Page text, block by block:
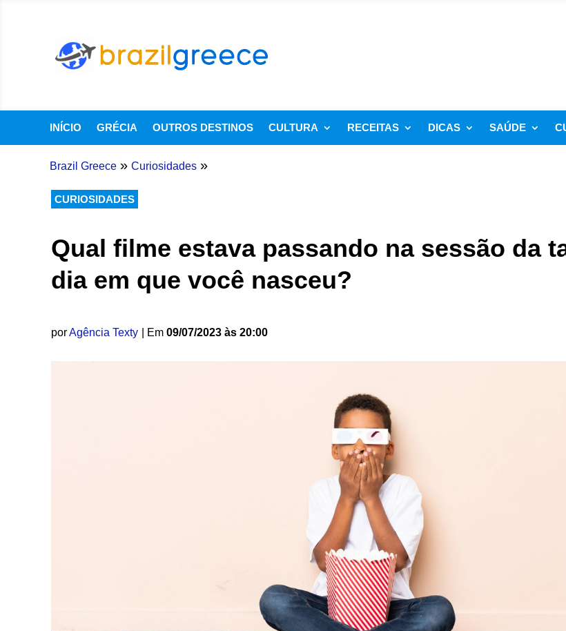
INÍCIO GRÉCIA OUTROS DESTINOS CULTURA RECEITAS DICAS SAÚDE
Brazil Greece » Curiosidades »
CURIOSIDADES
Qual filme estava passando na sessão da
dia em que você nasceu?
porAgência Texty | Em 09/07/2023 às 20:00